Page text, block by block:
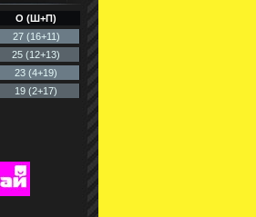
О (Ш+П)
27 (16+11)
25 (12+13)
23 (4+19)
19 (2+17)